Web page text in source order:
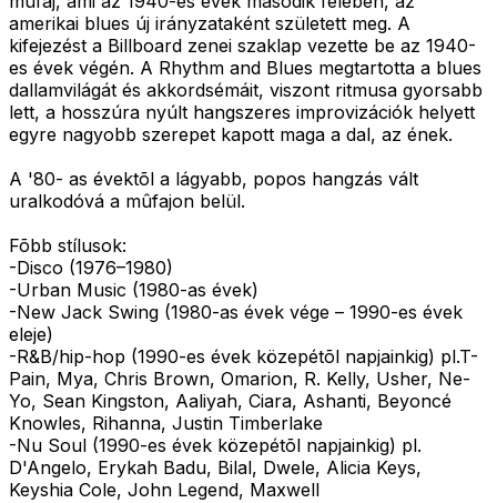
amerikai blues új irányzataként született meg. A
kifejezést a Billboard zenei szaklap vezette be az 1940-
es évek végén. A Rhythm and Blues megtartotta a blues
dallamvilágát és akkordsémáit, viszont ritmusa gyorsabb
lett, a hosszúra nyúlt hangszeres improvizációk helyett
egyre nagyobb szerepet kapott maga a dal, az ének.
A '80- as évektõl a lágyabb, popos hangzás vált
uralkodóvá a mûfajon belül.
Fõbb stílusok:
-Disco (1976–1980)
-Urban Music (1980-as évek)
-New Jack Swing (1980-as évek vége – 1990-es évek
eleje)
-R&B/hip-hop (1990-es évek közepétõl napjainkig) pl.T-
Pain, Mya, Chris Brown, Omarion, R. Kelly, Usher, Ne-
Yo, Sean Kingston, Aaliyah, Ciara, Ashanti, Beyoncé
Knowles, Rihanna, Justin Timberlake
-Nu Soul (1990-es évek közepétõl napjainkig) pl.
D'Angelo, Erykah Badu, Bilal, Dwele, Alicia Keys,
Keyshia Cole, John Legend, Maxwell